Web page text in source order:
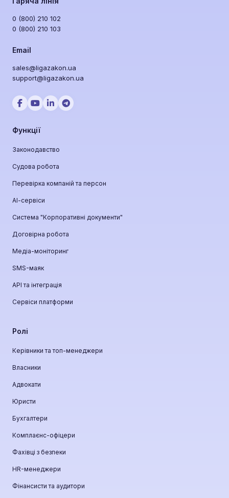
0 (800) 210 102
0 (800) 210 103
Email
sales@ligazakon.ua
support@ligazakon.ua
Функції
Законодавство
Судова робота
Перевірка компаній та персон
АІ-сервіси
Система "Корпоративні документи"
Договірна робота
Медіа-моніторинг
SMS-маяк
API та інтеграція
Сервіси платформи
Ролі
Керівники та топ-менеджери
Власники
Адвокати
Юристи
Бухгалтери
Комплаєнс-офіцери
Фахівці з безпеки
HR-менеджери
Фінансисти та аудитори